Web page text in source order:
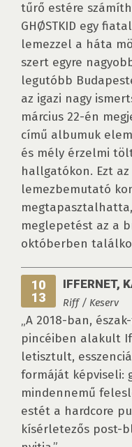
tűrő estére
GHØSTKID egy
lemezzel a háta
szert egyre
legutóbb
az igazi nagy
március 22-én
című albumuk
és mély érzelmi
hallgatókon. Ezt
lemezbemutató
meglepetést az a
októberben
10
13
IFFERNET,
Riff / Keserv
„A 2018-ban,
pincéiben alakult
letisztult,
formáját képviseli:
mindennemű
estét a hardcore
kísérletezős post-